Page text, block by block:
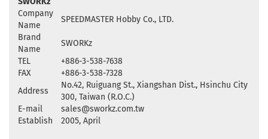
Company
Name
SPEEDMASTER Hobby Co., LTD.
Brand
Name
SWORKz
TEL
+886-3-538-7638
FAX
+886-3-538-7328
Address
No.42, Ruiguang St., Xiangshan Dist., Hsinchu City
300, Taiwan (R.O.C.)
E-mail
sales@sworkz.com.tw
Establish
2005, April